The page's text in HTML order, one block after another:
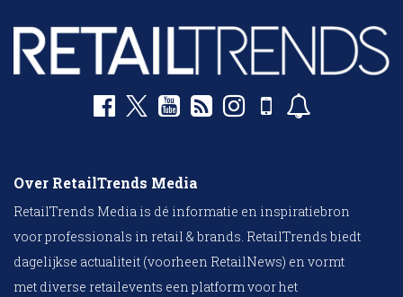
Over RetailTrends Media
RetailTrends Media is dé informatie en inspiratiebron
voor professionals in retail & brands. RetailTrends biedt
dagelijkse actualiteit (voorheen RetailNews) en vormt
met diverse retailevents een platform voor het